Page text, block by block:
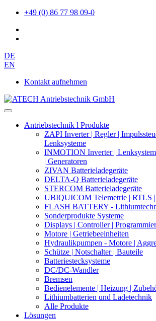
+49 (0) 86 77 98 09-0
DE
EN
Kontakt aufnehmen
Antriebstechnik l Produkte
ZAPI Inverter | Regler |
Lenksysteme
INMOTION Inverter |
| Generatoren
ZIVAN Batterieladegeräte
DELTA-Q Batterieladegeräte
STERCOM Batterieladegeräte
UBIQUICOM Telemetrie | RTLS
FLASH BATTERY -
Sonderprodukte Systeme
Displays | Controller |
Motore | Getriebeeinheiten
Hydraulikpumpen - Motore |
Schütze | Notschalter | Bauteile
Batteriestecksysteme
DC/DC-Wandler
Bremsen
Bedienelemente | Heizung |
Lithiumbatterien und Ladetechnik
Alle Produkte
Lösungen